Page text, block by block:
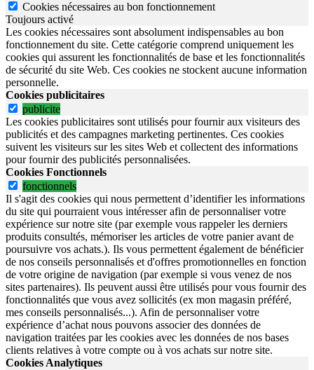
Cookies nécessaires au bon fonctionnement
Toujours activé
Les cookies nécessaires sont absolument indispensables au bon
fonctionnement du site. Cette catégorie comprend uniquement les
cookies qui assurent les fonctionnalités de base et les fonctionnalités
de sécurité du site Web. Ces cookies ne stockent aucune information
personnelle.
Cookies publicitaires
publicite
Les cookies publicitaires sont utilisés pour fournir aux visiteurs des
publicités et des campagnes marketing pertinentes. Ces cookies
suivent les visiteurs sur les sites Web et collectent des informations
pour fournir des publicités personnalisées.
Cookies Fonctionnels
fonctionnels
Il s'agit des cookies qui nous permettent d’identifier les informations
du site qui pourraient vous intéresser afin de personnaliser votre
expérience sur notre site (par exemple vous rappeler les derniers
produits consultés, mémoriser les articles de votre panier avant de
poursuivre vos achats.). Ils vous permettent également de bénéficier
de nos conseils personnalisés et d'offres promotionnelles en fonction
de votre origine de navigation (par exemple si vous venez de nos
sites partenaires). Ils peuvent aussi être utilisés pour vous fournir des
fonctionnalités que vous avez sollicités (ex mon magasin préféré,
mes conseils personnalisés...). Afin de personnaliser votre
expérience d’achat nous pouvons associer des données de
navigation traitées par les cookies avec les données de nos bases
clients relatives à votre compte ou à vos achats sur notre site.
Cookies Analytiques